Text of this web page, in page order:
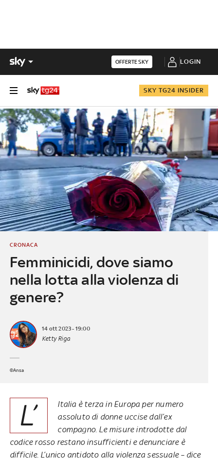
OFFERTE SKY LOGIN
SKY TG24 INSIDER
Femminicidi, dove siamo
nella lotta alla violenza di
genere?
CRONACA
14 ott 2023 - 19:00
Ketty Riga
©Ansa
L’
Italia è terza in Europa per numero
assoluto di donne uccise dall’ex
compagno. Le misure introdotte dal
codice rosso restano insufficienti e denunciare è
difficile. L’unico antidoto alla violenza sessuale – dice